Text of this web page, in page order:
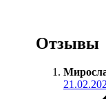
Отзывы